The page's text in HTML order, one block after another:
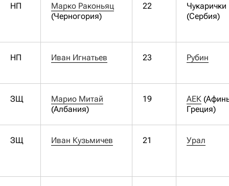
НП
Марко Раконьяц
(Черногория)
22
Чукарички
(Сербия)
НП Иван Игнатьев 23 Рубин
ЗЩ
Марио Митай
(Албания)
19 АЕК
Греция)
ЗЩ Иван Кузьмичев 21 Урал